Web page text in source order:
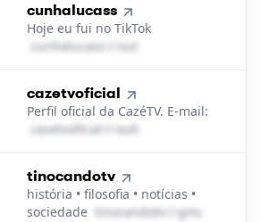
8.
cunhalucass
Hoje eu fui no TikTok
c​u​n​h​a​l​u​c​a​s​s​
outlook․cοm
9.
cazetvoficial
Perfil oficial da CazéTV. E-mail:
c​a​z​e​t​v​o​f​i​c​i​a​l​
outlook․cοm
10.
tinocandotv
história • filosofia • notícias •
sociedade t​i​n​o​c​a​n​d​o​t​v​ gmail․cοm